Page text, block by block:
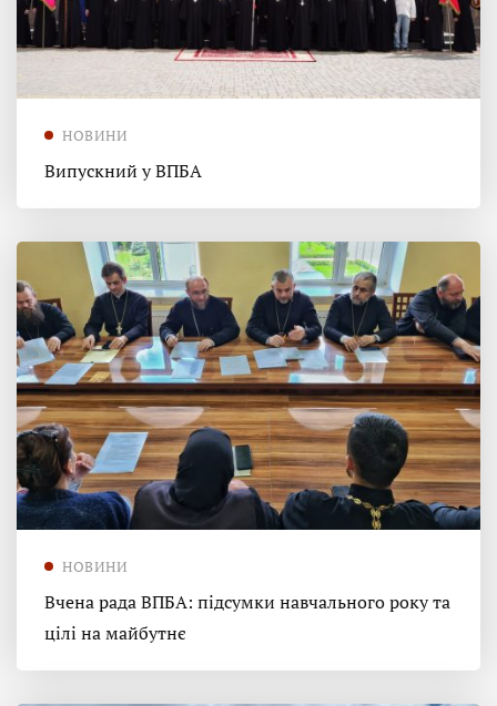
НОВИНИ
Випускний у ВПБА
НОВИНИ
Вчена рада ВПБА: підсумки навчального року та
цілі на майбутнє